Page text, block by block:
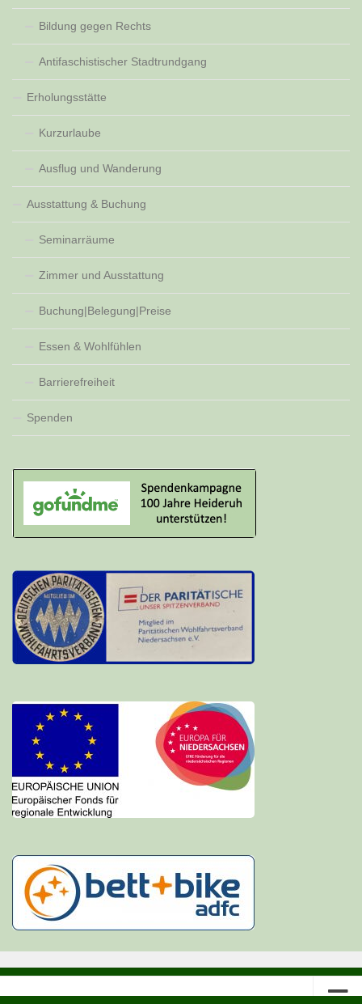
Bildung gegen Rechts
Antifaschistischer Stadtrundgang
Erholungsstätte
Kurzurlaube
Ausflug und Wanderung
Ausstattung & Buchung
Seminarräume
Zimmer und Ausstattung
Buchung|Belegung|Preise
Essen & Wohlfühlen
Barrierefreiheit
Spenden